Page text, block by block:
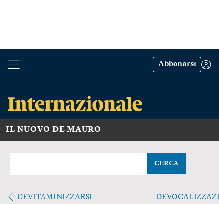
Abbonarsi
IL NUOVO DE MAURO
CERCA
DEVITAMINIZZARSI